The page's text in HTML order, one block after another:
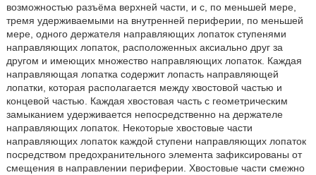
возможностью разъёма верхней части, и с, по меньшей мере,
тремя удерживаемыми на внутренней периферии, по меньшей
мере, одного держателя направляющих лопаток ступенями
направляющих лопаток, расположенных аксиально друг за
другом и имеющих множество направляющих лопаток. Каждая
направляющая лопатка содержит лопасть направляющей
лопатки, которая располагается между хвостовой частью и
концевой частью. Каждая хвостовая часть с геометрическим
замыканием удерживается непосредственно на держателе
направляющих лопаток. Некоторые хвостовые части
направляющих лопаток каждой ступени направляющих лопаток
посредством предохранительного элемента зафиксированы от
смещения в направлении периферии. Хвостовые части смежно